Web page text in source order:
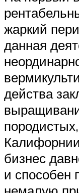
жаркий
данная
действа
бизнес
и способен